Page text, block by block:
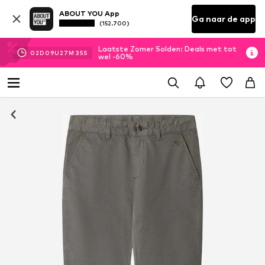
ABOUT YOU App
(152.700) Ga naar de app
02D 09U 27M 35S
Laatste Zomer Solden: Deals met tot
wel -60%